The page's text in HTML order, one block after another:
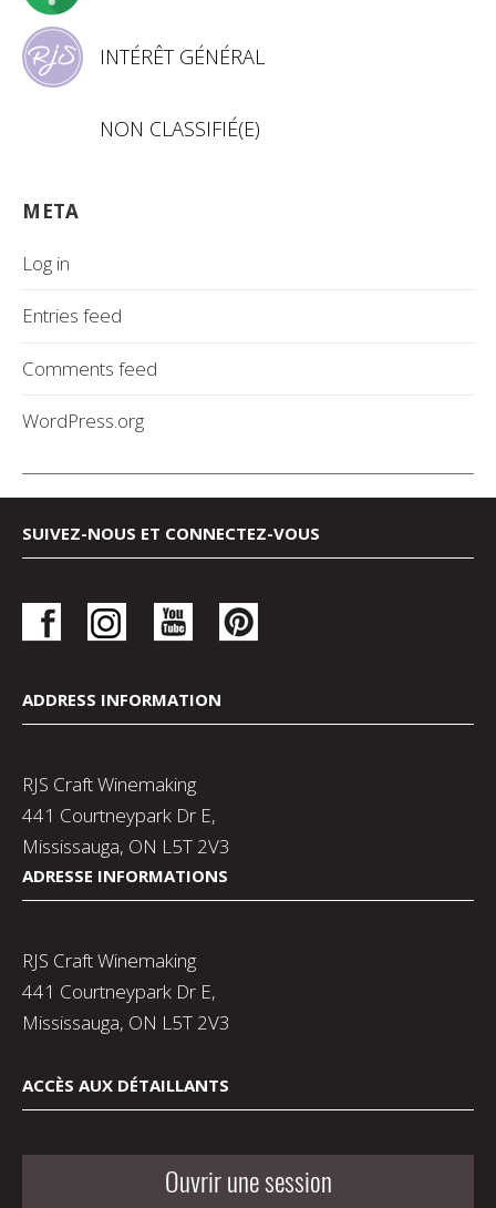
INTÉRÊT GÉNÉRAL
NON CLASSIFIÉ(E)
META
Log in
Entries feed
Comments feed
WordPress.org
SUIVEZ-NOUS ET CONNECTEZ-VOUS
ADDRESS INFORMATION
RJS Craft Winemaking
441 Courtneypark Dr E,
Mississauga, ON L5T 2V3
ADRESSE INFORMATIONS
RJS Craft Winemaking
441 Courtneypark Dr E,
Mississauga, ON L5T 2V3
ACCÈS AUX DÉTAILLANTS
Ouvrir une session